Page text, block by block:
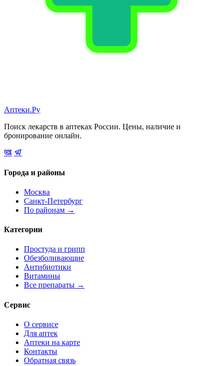
Аптеки.Ру
Поиск лекарств в аптеках России. Цены, наличие и
бронирование онлайн.
Города и районы
Москва
Санкт-Петербург
По районам →
Категории
Простуда и грипп
Обезболивающие
Антибиотики
Витамины
Все препараты →
Сервис
О сервисе
Для аптек
Аптеки на карте
Контакты
Обратная связь